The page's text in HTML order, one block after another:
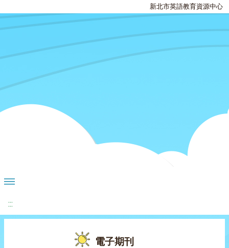
新北市英語教育資源中心
:::
電子期刊